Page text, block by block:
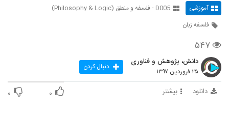
64
030064 - فلسفه زبان
65
آموزشی
D005 - فلسفه و منطق (Philosophy & Logic)
فلسفه زبان
۵۴۷
دانش، پژوهش و فناوری
۲۵ فروردین ۱۳۹۷ دنبال کردن
دانلود بیشتر ۰ ۰